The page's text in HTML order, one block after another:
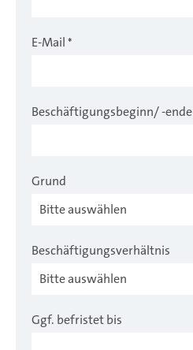
E-Mail *
Beschäftigungsbeginn/ -ende
Grund
Beschäftigungsverhältnis
Ggf. befristet bis